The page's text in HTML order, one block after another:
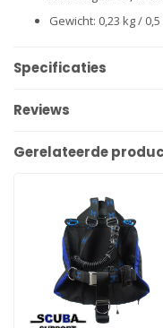
Gewicht: 0,23 kg / 0,5
Specificaties
Reviews
Gerelateerde